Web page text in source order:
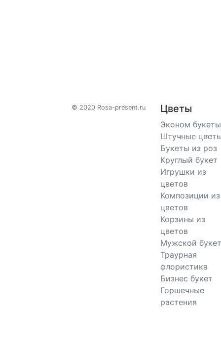
© 2020 Rosa-present.ru Цветы
Эконом букеты
Штучные
Букеты из роз
Круглый букет
Игрушки из
цветов
Композиции из
цветов
Корзины из
цветов
Мужской букет
Траурная
флористика
Бизнес букет
Горшечные
растения